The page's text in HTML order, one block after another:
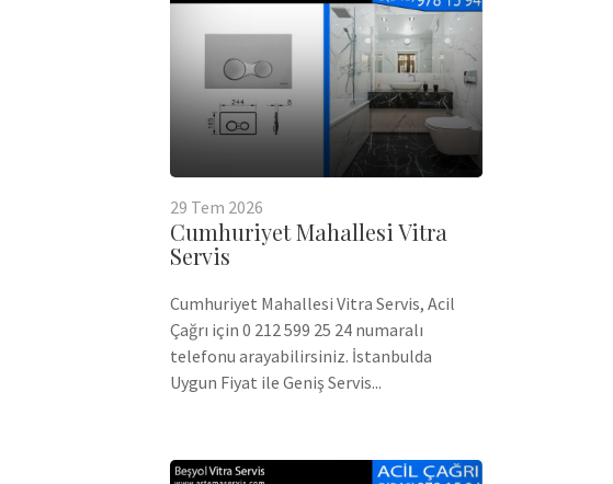
29 Tem 2026
Cumhuriyet Mahallesi Vitra
Servis
Cumhuriyet Mahallesi Vitra Servis, Acil
Çağrı için 0 212 599 25 24 numaralı
telefonu arayabilirsiniz. İstanbulda
Uygun Fiyat ile Geniş Servis...